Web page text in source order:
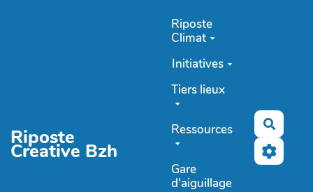
Riposte
Creative Bzh
Riposte
Climat
Initiatives
Tiers lieux
Ressources
Gare
d'aiguillage